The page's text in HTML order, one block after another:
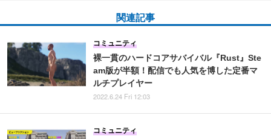
関連記事
裸一貫のハードコアサバイバル『Rust』Ste
am版が半額！配信でも人気を博した定番マ
ルチプレイヤー
コミュニティ
2022.6.24 Fri 12:03
コミュニティ